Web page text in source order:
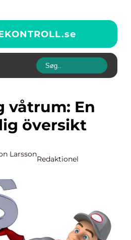
se
översikt
Larsson
Redaktionel